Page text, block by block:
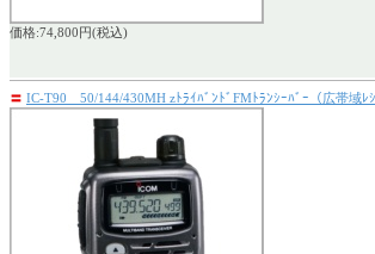
価格:74,800円(税込)
〓 IC-T90 50/144/430MH zﾄﾗｲﾊﾞﾝﾄﾞFMﾄﾗﾝｼｰﾊﾞｰ（広帯域ﾚｼ